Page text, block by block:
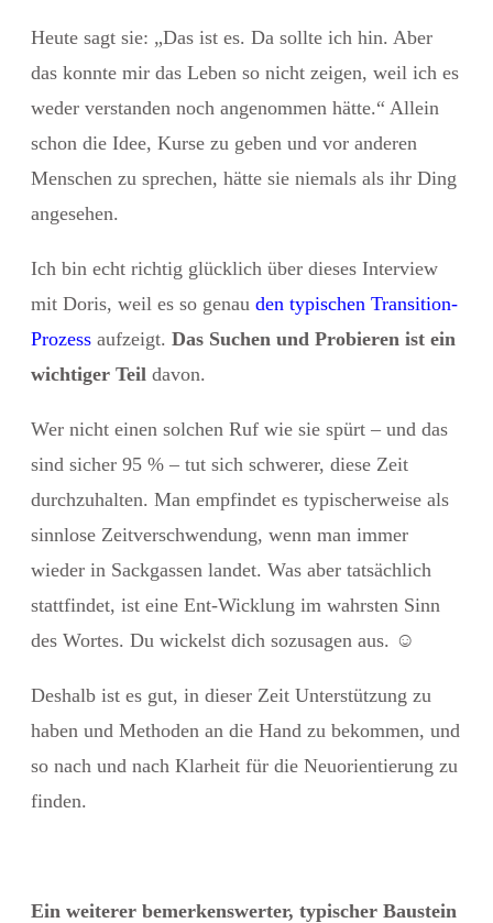
Heute sagt sie: „Das ist es. Da sollte ich hin. Aber
das konnte mir das Leben so nicht zeigen, weil ich es
weder verstanden noch angenommen hätte.“ Allein
schon die Idee, Kurse zu geben und vor anderen
Menschen zu sprechen, hätte sie niemals als ihr Ding
angesehen.
Ich bin echt richtig glücklich über dieses Interview
mit Doris, weil es so genau den typischen Transition-
Prozess aufzeigt. Das Suchen und Probieren ist ein
wichtiger Teil davon.
Wer nicht einen solchen Ruf wie sie spürt – und das
sind sicher 95 % – tut sich schwerer, diese Zeit
durchzuhalten. Man empfindet es typischerweise als
sinnlose Zeitverschwendung, wenn man immer
wieder in Sackgassen landet. Was aber tatsächlich
stattfindet, ist eine Ent-Wicklung im wahrsten Sinn
des Wortes. Du wickelst dich sozusagen aus. ☺️
Deshalb ist es gut, in dieser Zeit Unterstützung zu
haben und Methoden an die Hand zu bekommen, und
so nach und nach Klarheit für die Neuorientierung zu
finden.
Ein weiterer bemerkenswerter, typischer Baustein